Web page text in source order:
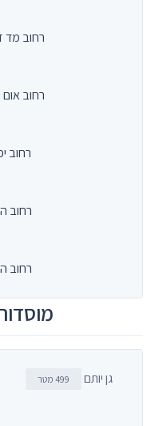
רחוב מד
רחוב אום
רחוב
רחוב
רחוב
גן יותם 499 מטר